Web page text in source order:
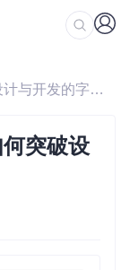
/ 思源宋体TTF：7种字重如何突破设计与开发的字体困境
突破设